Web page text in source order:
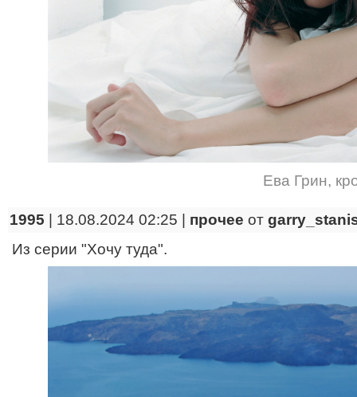
Ева Грин,
1995 | 18.08.2024 02:25 | прочее от
Из серии "Хочу туда".